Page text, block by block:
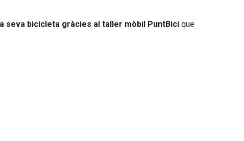
seva bicicleta gràcies al taller mòbil PuntBici que